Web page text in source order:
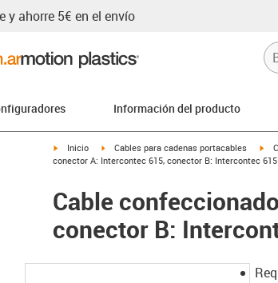
y ahorre 5€ en el envío
Información del producto
igus-icon-arrow-right
Inicio igus-icon-arrow-right
Cables para cadenas portacables
conector A: Intercontec 615, conector B: Intercontec 615
Cable
conector B: